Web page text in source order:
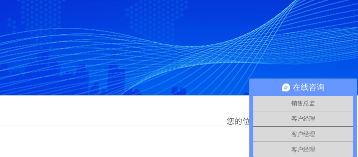
您的位置： >>展厅
在线咨询
销售总监
客户经理
客户经理
客户经理